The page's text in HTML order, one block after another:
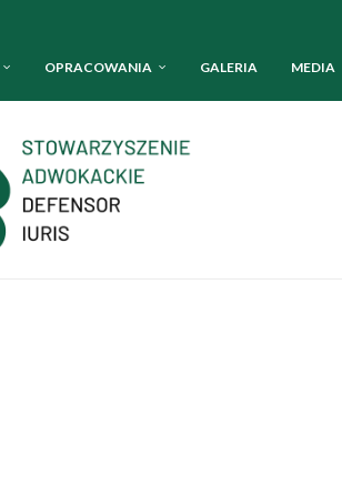
OPRACOWANIA GALERIA MEDIA